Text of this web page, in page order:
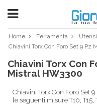
Home Ferramenta
Chiavini Torx Con Foro Set 9 Pz
Chiavini Torx Con
Mistral HW3300
Chiavini Torx Con Foro Set
le seguenti misure T10, T15,